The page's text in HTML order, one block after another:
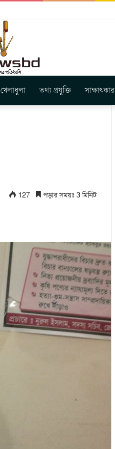
খেলাধুলা তথ্য প্রযুক্তি সাক্ষাৎকার
127 পড়ার সময়ঃ 3 মিনিট